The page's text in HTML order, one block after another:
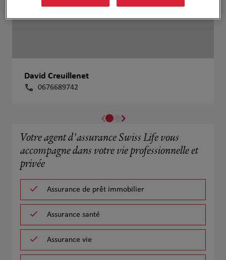
David Creuillenet
0676689742
Votre agent d'assurance Swiss Life vous
accompagne dans votre vie professionnelle et
privée
Assurance de prêt immobilier
Assurance santé
Assurance vie